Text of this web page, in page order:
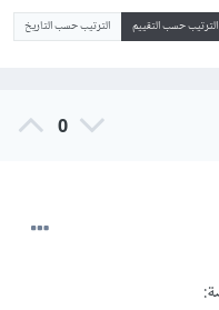
الترتيب حسب التقييم الترتيب حسب التاريخ
0